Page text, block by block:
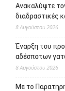
Ανακαλύψτε
διαδραστικές
8 Αυγούστου 2026
Έναρξη του
αδέσποτων
8 Αυγούστου 2026
Με το